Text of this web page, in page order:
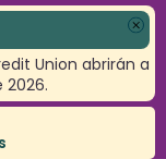
Union abrirán a
2026.